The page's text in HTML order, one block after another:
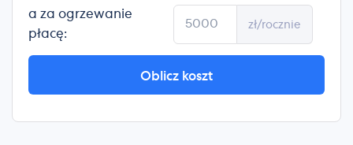
a za ogrzewanie
płacę:
zł/rocznie
Oblicz koszt